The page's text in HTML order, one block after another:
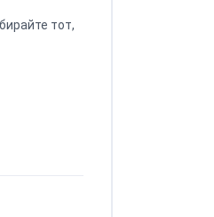
тот,